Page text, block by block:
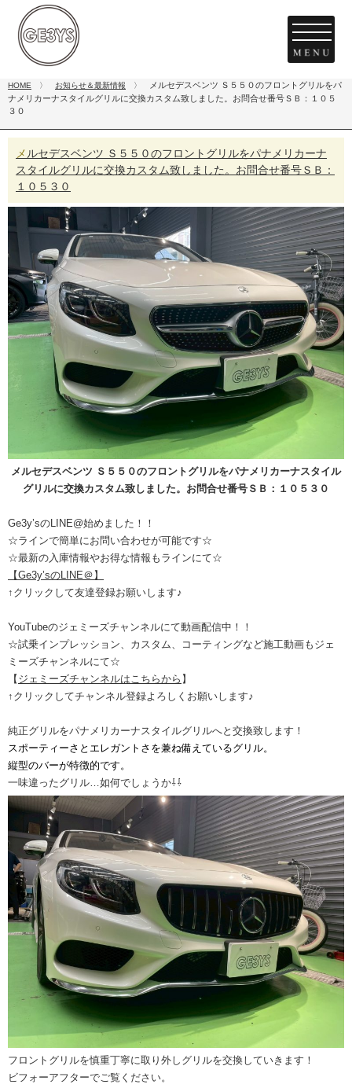
HOME 〉 お知らせ＆最新情報 〉
メルセデスベンツ Ｓ５５０のフロントグリルをパ
ナメリカーナスタイルグリルに交換カスタム致しました。お問合せ番号ＳＢ：１０５
３０
メルセデスベンツ Ｓ５５０のフロントグリルをパナメリカーナ
スタイルグリルに交換カスタム致しました。お問合せ番号ＳＢ：
１０５３０
メルセデスベンツ Ｓ５５０のフロントグリルをパナメリカーナスタイル
グリルに交換カスタム致しました。お問合せ番号ＳＢ：１０５３０
Ge3y’sのLINE@始めました！！
☆ラインで簡単にお問い合わせが可能です☆
☆最新の入庫情報やお得な情報もラインにて☆
【Ge3y’sのLINE＠】
↑クリックして友達登録お願いします♪
YouTubeのジェミーズチャンネルにて動画配信中！！
☆試乗インプレッション、カスタム、コーティングなど施工動画もジェ
ミーズチャンネルにて☆
【 ジェミーズチャンネルはこちらから 】
↑クリックしてチャンネル登録よろしくお願いします♪
純正グリルをパナメリカーナスタイルグリルへと交換致します！
スポーティーさとエレガントさを兼ね備えているグリル。
縦型のバーが特徴的です。
一味違ったグリル…如何でしょうか⇩⇩
フロントグリルを慎重丁寧に取り外しグリルを交換していきます！
ビフォーアフターでご覧ください。